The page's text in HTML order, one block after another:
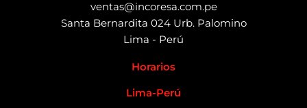
ventas@incoresa.com.pe
Santa Bernardita 024 Urb. Palomino
Lima - Perú
Horarios
Lima-Perú